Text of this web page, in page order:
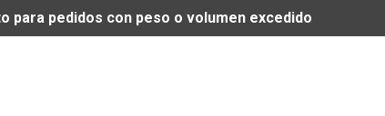
para pedidos con peso o volumen excedido